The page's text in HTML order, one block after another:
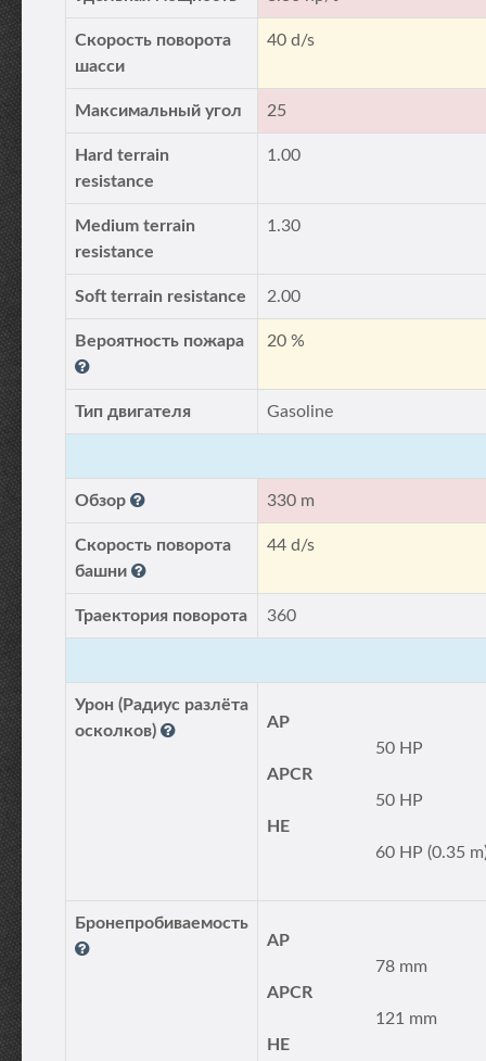
Скорость поворота
шасси
40 d/s
Максимальный угол 25
Hard terrain
resistance
1.00
Medium terrain
resistance
1.30
Soft terrain resistance 2.00
Вероятность пожара 20 %
Тип двигателя Gasoline
Обзор 330 m
Скорость поворота
башни
44 d/s
Траектория поворота 360
Урон (Радиус разлёта
осколков)
AP
50 HP
APCR
50 HP
HE
60 HP (0.35
Бронепробиваемость
AP
78 mm
APCR
121 mm
HE